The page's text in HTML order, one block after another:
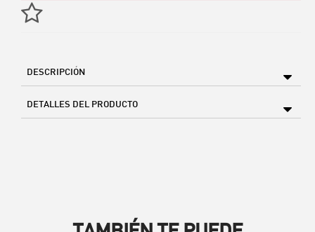
DESCRIPCIÓN
DETALLES DEL PRODUCTO